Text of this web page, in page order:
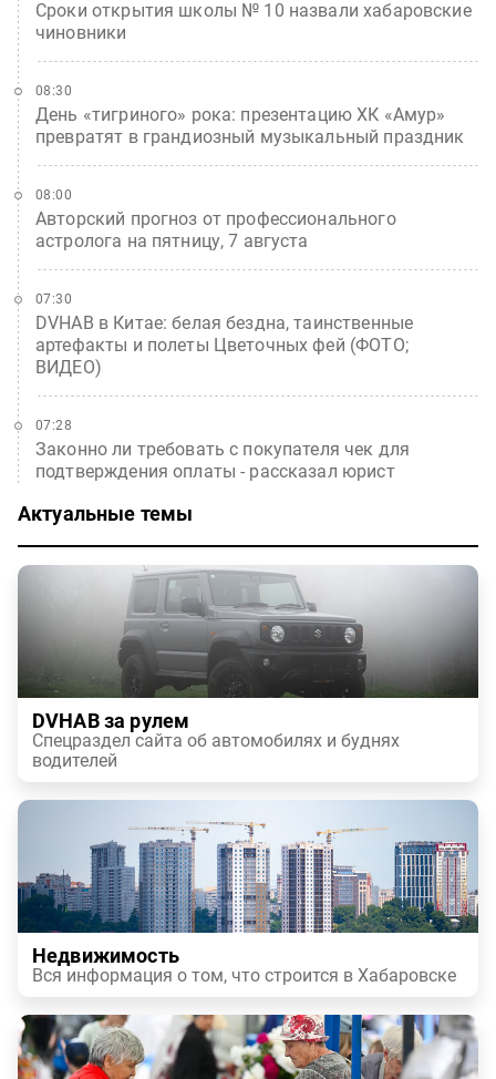
Сроки открытия школы № 10 назвали хабаровские
чиновники
День «тигриного» рока: презентацию ХК «Амур»
превратят в грандиозный музыкальный праздник
08:30
Авторский прогноз от профессионального
астролога на пятницу, 7 августа
08:00
DVHAB в Китае: белая бездна, таинственные
артефакты и полеты Цветочных фей (ФОТО;
ВИДЕО)
07:30
Законно ли требовать с покупателя чек для
подтверждения оплаты - рассказал юрист
07:28
Актуальные темы
DVHAB за рулем
Спецраздел сайта об автомобилях и буднях
водителей
Недвижимость
Вся информация о том, что строится в Хабаровске